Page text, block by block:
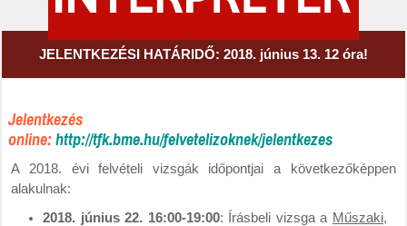
JELENTKEZÉSI HATÁRIDŐ: 2018. június 13. 12 óra!
Jelentkezés
online:http://tfk.bme.hu/felvetelizoknek/jelentkezes
A 2018. évi felvételi vizsgák időpontjai a következőképpen
alakulnak:
2018. június 22. 16:00-19:00: Írásbeli vizsga a Műszaki,